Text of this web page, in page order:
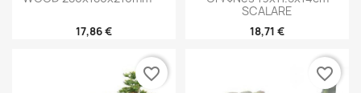
17,86 €
SCALARE
18,71 €
favorite_border favorite_border